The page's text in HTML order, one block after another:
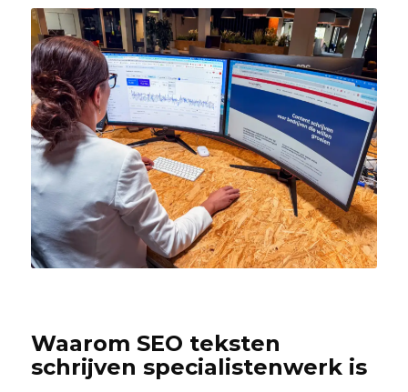
Waarom SEO teksten
schrijven specialistenwerk is